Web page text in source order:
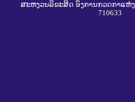
ສະຫງວນລິຂະສິດ ອົງການກວດກາແຫ່ງ
710633